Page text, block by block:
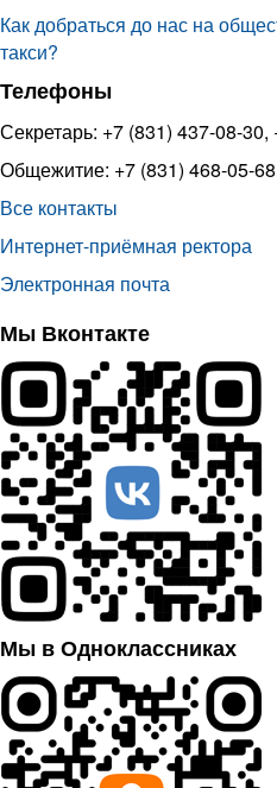
Как добраться до нас на
такси?
Телефоны
Секретарь: +7 (831) 437-08-
Общежитие: +7 (831) 468-05-
Все контакты
Интернет-приёмная ректора
Электронная почта
Мы Вконтакте
Мы в Одноклассниках